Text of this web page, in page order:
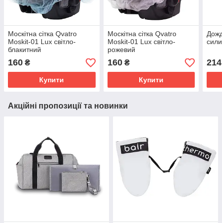
Москітна сітка Qvatro
Moskit-01 Lux світло-
блакитний
160 ₴
Купити
Москітна сітка Qvatro
Moskit-01 Lux світло-
рожевий
160₴
Купити
214
Акційні пропозиції та новинки